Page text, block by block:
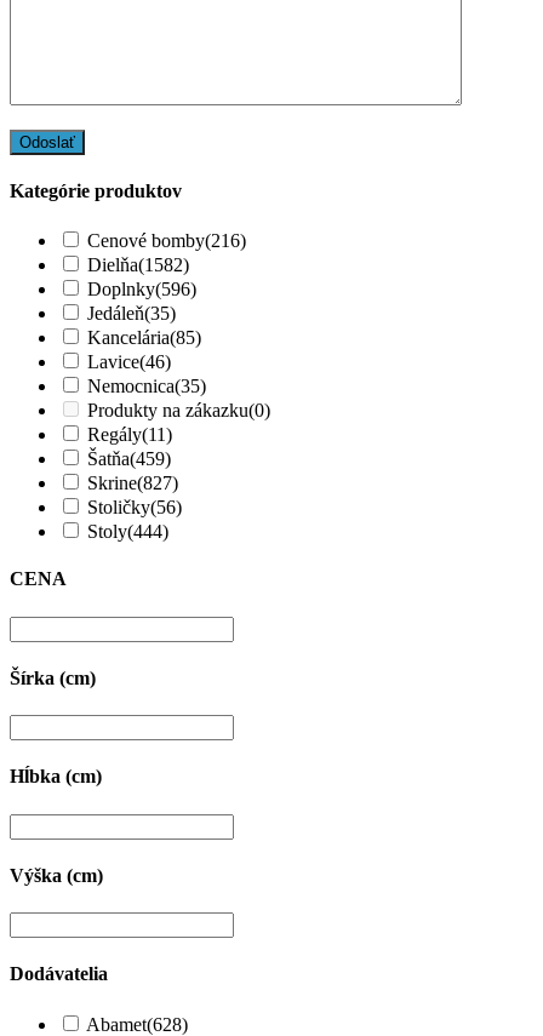
Kategórie produktov
Cenové bomby(216)
Dielňa(1582)
Doplnky(596)
Jedáleň(35)
Kancelária(85)
Lavice(46)
Nemocnica(35)
Produkty na zákazku(0)
Regály(11)
Šatňa(459)
Skrine(827)
Stoličky(56)
Stoly(444)
CENA
Šírka (cm)
Hĺbka (cm)
Výška (cm)
Dodávatelia
Abamet(628)